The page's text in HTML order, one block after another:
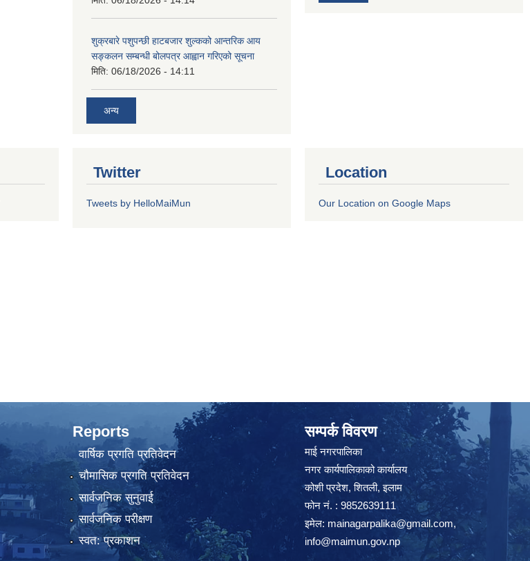
शुक्रबारे पशुपन्छी हाटबजार शुल्कको आन्तरिक आय
सङ्कलन सम्बन्धी बोलपत्र आह्वान गरिएको सूचना
मिति: 06/18/2026 - 14:11
अन्य
Twitter
Tweets by HelloMaiMun
Location
Our Location on Google Maps
Reports
वार्षिक प्रगति प्रतिवेदन
चौमासिक प्रगति प्रतिवेदन
सार्वजनिक सुनुवाई
सार्वजनिक परीक्षण
स्वत: प्रकाशन
सम्पर्क विवरण
माई नगरपालिका
नगर कार्यपालिकाको कार्यालय
कोशी प्रदेश, शितली, इलाम
फोन नं. : 9852639111
इमेल: mainagarpalika@gmail.com,
info@maimun.gov.np